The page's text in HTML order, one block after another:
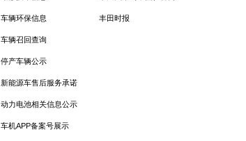
车辆环保信息
车辆召回查询
停产车辆公示
新能源车售后服务承诺
动力电池相关信息公示
车机APP备案号展示
丰田时报